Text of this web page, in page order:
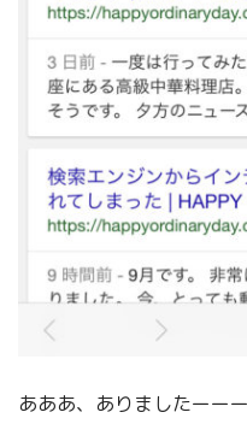
あああ、ありましたーー